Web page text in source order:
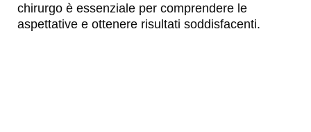
chirurgo è essenziale per comprendere le
aspettative e ottenere risultati soddisfacenti.